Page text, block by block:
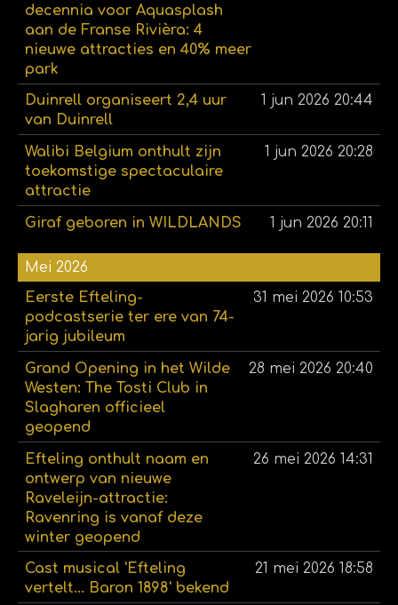
decennia voor Aquasplash
aan de Franse Rivièra: 4
nieuwe attracties en 40% meer
park
Duinrell organiseert 2,4 uur
van Duinrell
1 jun 2026 20:44
Walibi Belgium onthult zijn
toekomstige spectaculaire
attractie
1 jun 2026 20:28
Giraf geboren in WILDLANDS 1 jun 2026 20:11
Mei 2026
Eerste Efteling-
podcastserie ter ere van 74-
jarig jubileum
31 mei 2026 10:53
Grand Opening in het Wilde
Westen: The Tosti Club in
Slagharen officieel
geopend
28 mei 2026 20:40
Efteling onthult naam en
ontwerp van nieuwe
Raveleijn-attractie:
Ravenring is vanaf deze
winter geopend
26 mei 2026 14:31
Cast musical 'Efteling
vertelt... Baron 1898' bekend
21 mei 2026 18:58